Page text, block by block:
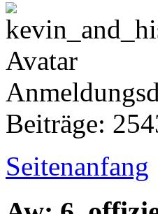
Beiträge:
Seitenanfang